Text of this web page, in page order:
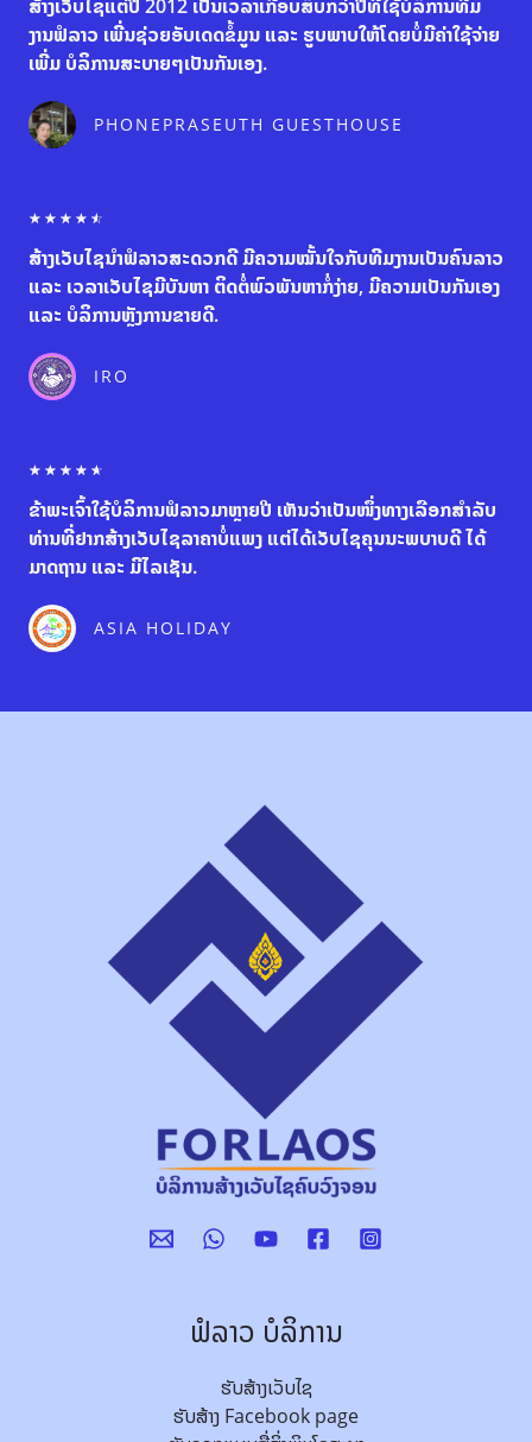
t
e
4
u
ສ້າງເວັບໄຊແຕ່ປີ 2012 ເປັນເວລາເກືອບສິບກວ່າປີທີ່ໃຊ້ບໍລິການທີມ
ງານຟໍລາວ ເພີ່ນຊ່ວຍອັບເດດຂໍ້ມູນ ແລະ ຮູບພາບໃຫ້ໂດຍບໍ່ມີຄ່າໃຊ້ຈ່າຍ
ເພີ່ມ ບໍລິການສະບາຍໆເປັນກັນເອງ.
PHONEPRASEUTH GUESTHOUSE
☆ ☆ ☆ ☆ ☆
t
e
4
5
o
ສ້າງເວັບໄຊນຳຟໍລາວສະດວກດີ ມີຄວາມໝັ້ນໃຈກັບທີມງານເປັນຄົນລາວ
ແລະ ເວລາເວັບໄຊມີບັນຫາ ຕິດຕໍ່ພົວພັນຫາກໍ່ງ່າຍ, ມີຄວາມເປັນກັນເອງ
ແລະ ບໍລິການຫຼັງການຂາຍດີ.
IRO
☆ ☆ ☆ ☆ ☆
t
e
4
6
o
ຂ້າພະເຈົ້າໃຊ້ບໍລິການຟໍລາວມາຫຼາຍປີ ເຫັນວ່າເປັນໜຶ່ງທາງເລືອກສຳລັບ
ທ່ານທີ່ຢາກສ້າງເວັບໄຊລາຄາບໍ່ແພງ ແຕ່ໄດ້ເວັບໄຊຄຸນນະພບາບດີ ໄດ້
ມາດຖານ ແລະ ມີໄລເຊັນ.
ASIA HOLIDAY
ຟໍລາວ ບໍລິການ
ຮັບສ້າງເວັບໄຊ
ຮັບສ້າງ Facebook page